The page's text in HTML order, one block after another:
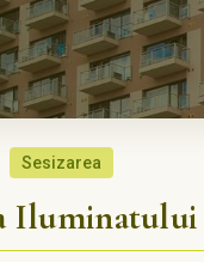
Sesizarea